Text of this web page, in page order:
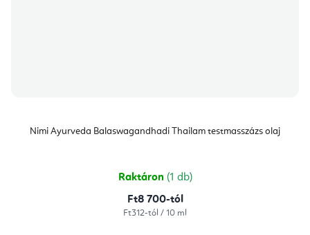
Nimi Ayurveda Balaswagandhadi Thailam testmasszázs olaj
Raktáron (1 db)
Ft8 700-tól
Egységár:
Ft312-tól / 10 ml